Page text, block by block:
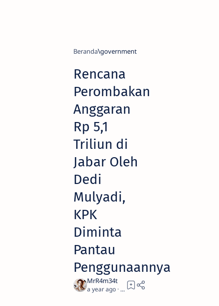
Beranda government
Rencana
Perombakan
Anggaran
Rp 5,1
Triliun di
Jabar Oleh
Dedi
Mulyadi,
KPK
Diminta
Pantau
Penggunaannya
a year ago 4